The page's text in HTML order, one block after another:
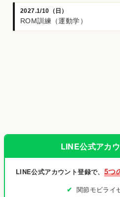
2027.1/10（日）
ROM訓練（運動学）
LINE公式アカ
LINE公式アカウント登録で、 5つ
関節モビライ